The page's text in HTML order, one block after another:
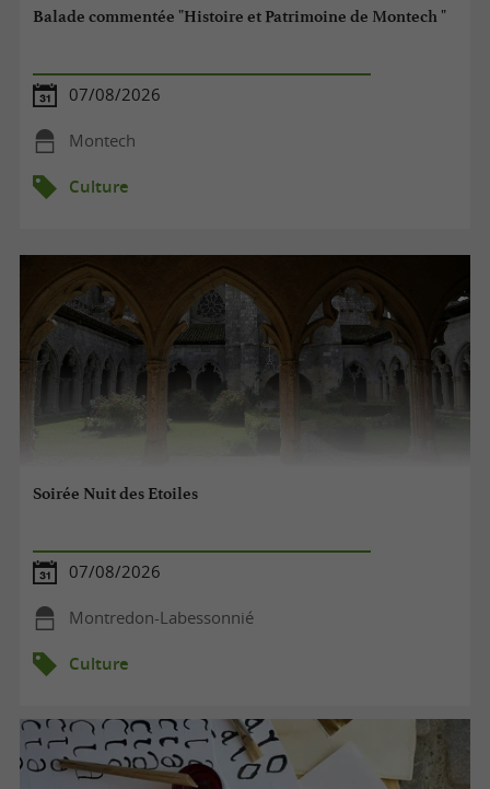
Balade commentée "Histoire et Patrimoine de Montech "
07/08/2026
Montech
Culture
Soirée Nuit des Etoiles
07/08/2026
Montredon-Labessonnié
Culture